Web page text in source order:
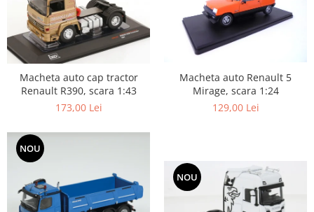
Macheta auto cap tractor
Renault R390, scara 1:43
173,00 Lei
Macheta auto Renault 5
Mirage, scara 1:24
129,00 Lei
NOU
NOU